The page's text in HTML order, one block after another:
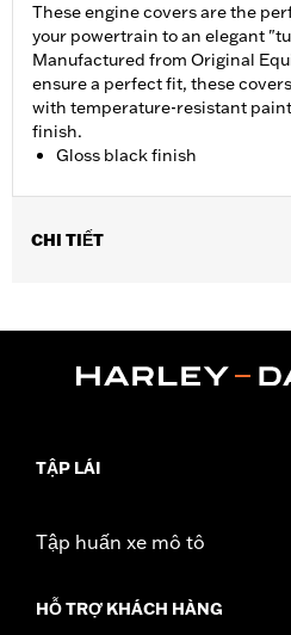
These engine covers are the
your powertrain to an elegant
Manufactured from Original
ensure a perfect fit, these
with temperature-resistant
finish.
Gloss black finish
CHI TIẾT
Cover P/N 25700385 or
d.com/warranty
purchase of new gaskets.
TẬP LÁI
Tập huấn xe mô tô
HỖ TRỢ KHÁCH HÀNG